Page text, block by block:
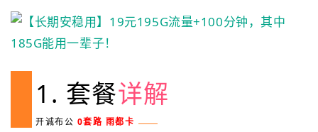
1. 套餐详解
开诚布公 0套路 雨都卡